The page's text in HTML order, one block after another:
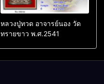
หลวงปู่ทวด อาจารย์นอง วัด
ทรายขาว พ.ศ.2541